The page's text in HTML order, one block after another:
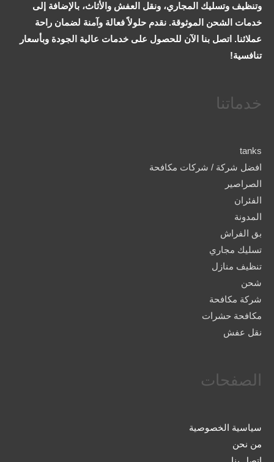
وتنظيف وتسليك المجاري، ونقل العفش والأثاث، بالإضافة إلى
خدمات الشحن الموثوقة. نقدم حلولاً فعالة وآمنة لضمان راحة
عملائنا. اتصل بنا الآن للحصول على خدمات عالية الجودة وبأسعار
تنافسية!
خدماتنا
tanks
افضل شركة / شركات مكافحة
الصراصير
الفئران
المدونة
بق الفراش
تسليك مجاري
تنظيف منازل
شحن
شركة مكافحة
مكافحة حشرات
نقل عفش
الصفحات
سياسية الخصوصية
من نحن